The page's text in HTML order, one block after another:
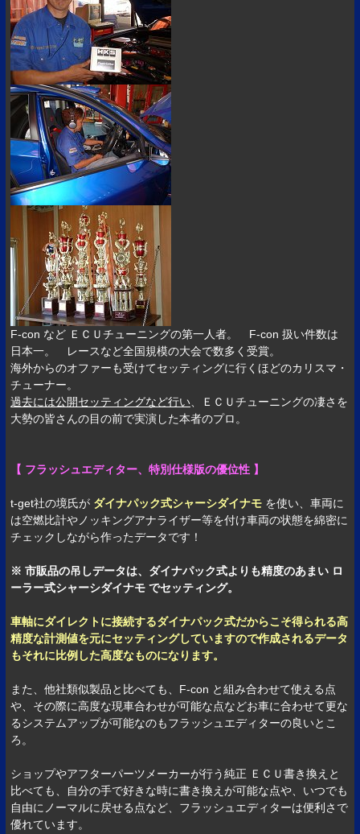
F-con など ＥＣＵチューニングの第一人者。 F-con 扱い件数は
日本一。 レースなど全国規模の大会で数多く受賞。
海外からのオファーも受けてセッティングに行くほどのカリスマ・
チューナー。
過去には公開セッティングなど行い、ＥＣＵチューニングの凄さを
大勢の皆さんの目の前で実演した本者のプロ。
【 フラッシュエディター、特別仕様版の優位性 】
t-get社の境氏が ダイナパック式シャーシダイナモ を使い、車両に
は空燃比計やノッキングアナライザー等を付け車両の状態を綿密に
チェックしながら作ったデータです！
※ 市販品の吊しデータは、ダイナパック式よりも精度のあまい ロ
ーラー式シャーシダイナモ でセッティング。
車軸にダイレクトに接続するダイナパック式だからこそ得られる高
精度な計測値を元にセッティングしていますので作成されるデータ
もそれに比例した高度なものになります。
また、他社類似製品と比べても、F-con と組み合わせて使える点
や、その際に高度な現車合わせが可能な点などお車に合わせて更な
るシステムアップが可能なのもフラッシュエディターの良いとこ
ろ。
ショップやアフターパーツメーカーが行う純正 ＥＣＵ書き換えと
比べても、自分の手で好きな時に書き換えが可能な点や、いつでも
自由にノーマルに戻せる点など、フラッシュエディターは便利さで
優れています。